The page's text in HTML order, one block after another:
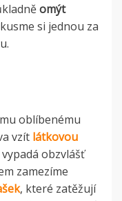
omýt
si jednou za
oblíbenému
vzít látkovou
obzvlášť
zamezíme
, které zatěžují